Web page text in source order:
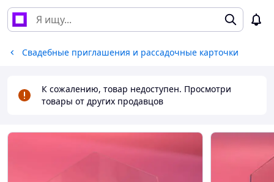
Свадебные приглашения и рассадочные карточки
К сожалению, товар недоступен. Просмотри
товары от других продавцов